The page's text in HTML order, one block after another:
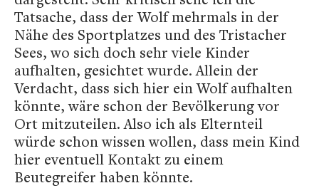
Tatsache, dass der Wolf mehrmals in der
Nähe des Sportplatzes und des Tristacher
Sees, wo sich doch sehr viele Kinder
aufhalten, gesichtet wurde. Allein der
Verdacht, dass sich hier ein Wolf aufhalten
könnte, wäre schon der Bevölkerung vor
Ort mitzuteilen. Also ich als Elternteil
würde schon wissen wollen, dass mein Kind
hier eventuell Kontakt zu einem
Beutegreifer haben könnte.